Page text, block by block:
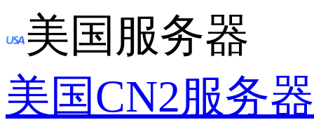
美国服务器
美国CN2服务器